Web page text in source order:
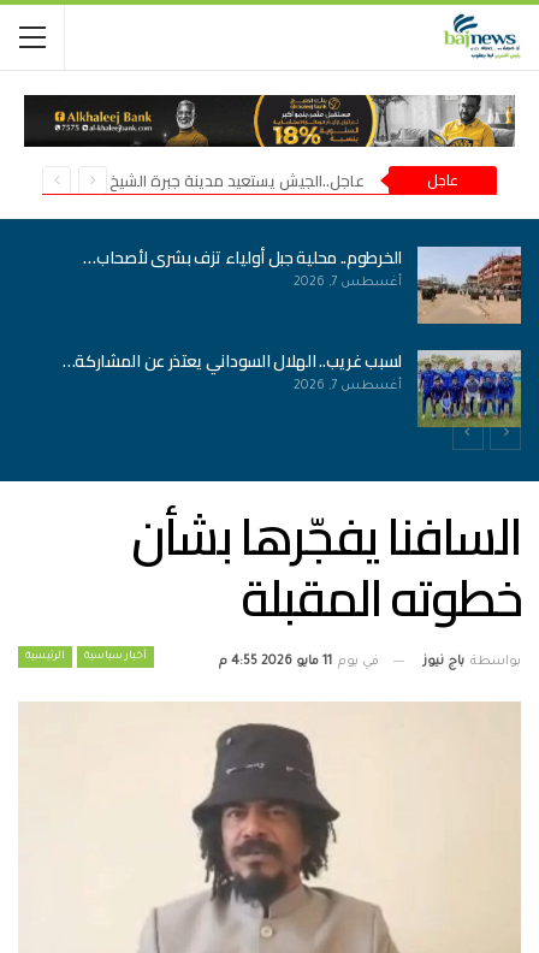
عاجل عاجل..الجيش يستعيد مدينة جبرة الشيخ في شمال كردفان
الخرطوم.. محلية جبل أولياء تزف بشرى لأصحاب…
أغسطس 7, 2026
لسبب غريب.. الهلال السوداني يعتذر عن المشاركة…
أغسطس 7, 2026
السافنا يفجّرها بشأن
خطوته المقبلة
أخبار سياسية الرئيسية بواسطة باج نيوز في يوم 11 مايو 2026 4:55 م